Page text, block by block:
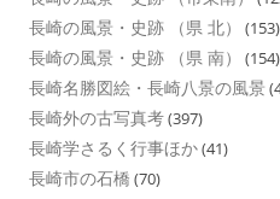
長崎の風景・史跡 （県 北） (153)
長崎の風景・史跡 （県 南） (154)
長崎名勝図絵・長崎八景の風景
長崎外の古写真考(397)
長崎学さるく行事ほか(41)
長崎市の石橋 (70)